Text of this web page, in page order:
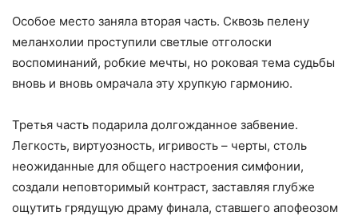
Особое место заняла вторая часть. Сквозь пелену
меланхолии проступили светлые отголоски
воспоминаний, робкие мечты, но роковая тема судьбы
вновь и вновь омрачала эту хрупкую гармонию.
Третья часть подарила долгожданное забвение.
Легкость, виртуозность, игривость – черты, столь
неожиданные для общего настроения симфонии,
создали неповторимый контраст, заставляя глубже
ощутить грядущую драму финала, ставшего апофеозом